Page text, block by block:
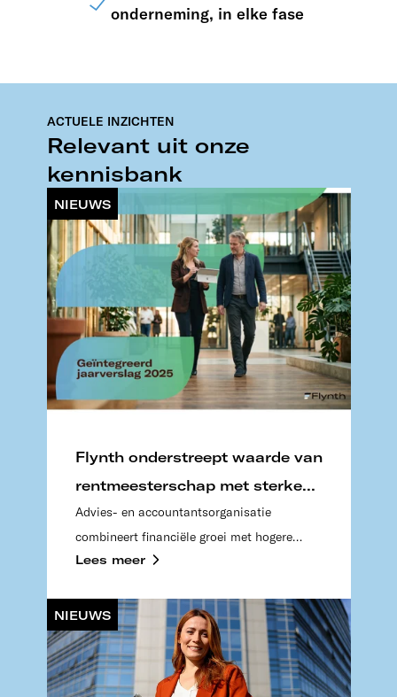
onderneming, in elke fase
Relevant uit onze
kennisbank
ACTUELE INZICHTEN
NIEUWS
Flynth onderstreept waarde van
rentmeesterschap met sterke
resultaten
Advies- en accountantsorganisatie
combineert financiële groei met hogere
medewerkerstevredenheid en stabiele
Lees meer
NIEUWS